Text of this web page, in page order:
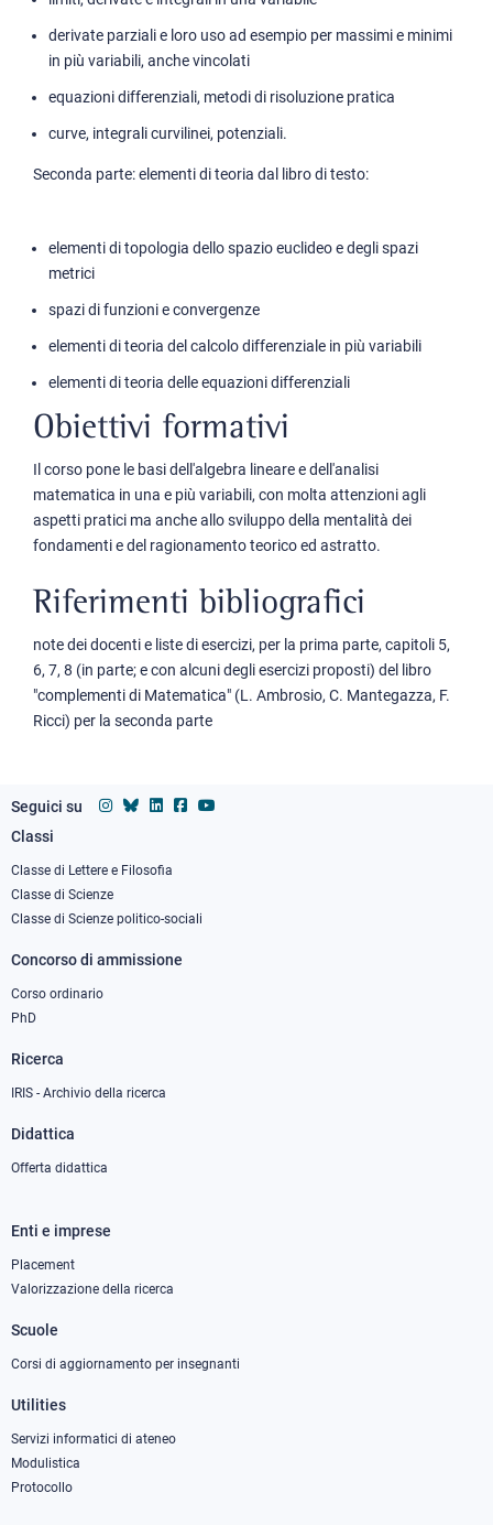
derivate parziali e loro uso ad esempio per massimi e minimi
in più variabili, anche vincolati
equazioni differenziali, metodi di risoluzione pratica
curve, integrali curvilinei, potenziali.
Seconda parte: elementi di teoria dal libro di testo:
elementi di topologia dello spazio euclideo e degli spazi
metrici
spazi di funzioni e convergenze
elementi di teoria del calcolo differenziale in più variabili
elementi di teoria delle equazioni differenziali
Obiettivi formativi
Il corso pone le basi dell'algebra lineare e dell'analisi
matematica in una e più variabili, con molta attenzioni agli
aspetti pratici ma anche allo sviluppo della mentalità dei
fondamenti e del ragionamento teorico ed astratto.
Riferimenti bibliografici
note dei docenti e liste di esercizi, per la prima parte, capitoli 5,
6, 7, 8 (in parte; e con alcuni degli esercizi proposti) del libro
"complementi di Matematica" (L. Ambrosio, C. Mantegazza, F.
Ricci) per la seconda parte
Seguici su
Footer
column
1
Classi
Classe di Lettere e Filosofia
Classe di Scienze
Classe di Scienze politico-sociali
Concorso di ammissione
Corso ordinario
PhD
Ricerca
IRIS - Archivio della ricerca
Didattica
Offerta didattica
Footer
column
Enti e imprese
Placement
Valorizzazione della ricerca
Scuole
Corsi di aggiornamento per insegnanti
Utilities
Servizi informatici di ateneo
Modulistica
Protocollo